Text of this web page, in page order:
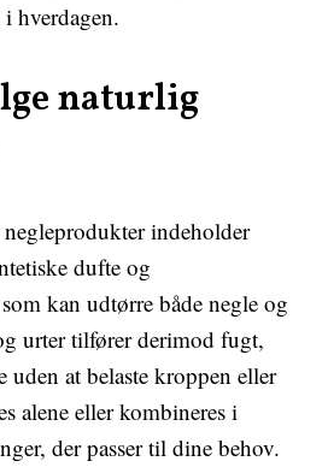
hverdagen.
naturlig
indeholder
dufte og
kan udtørre både negle og
urter tilfører derimod fugt,
at belaste kroppen eller
alene eller kombineres i
der passer til dine behov.